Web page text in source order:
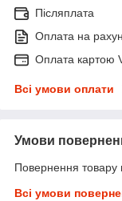
Післяплата
Оплата на
Оплата картою
Всі умови оплати
Умови
Повернення товару
Всі умови